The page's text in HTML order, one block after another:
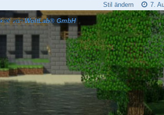
7.
Stil ändern
vonWoltLab® GmbH